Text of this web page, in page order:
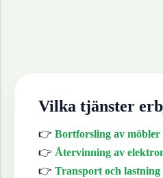
Vilka tjänster
👉 Bortforsling av möbler
👉 Återvinning av
👉 Transport och lastning